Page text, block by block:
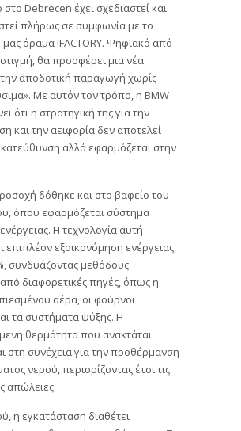
στο Debrecen έχει σχεδιαστεί και
πλήρως σε συμφωνία με το
μας όραμα iFACTORY. Ψηφιακό από
θα προσφέρει μια νέα
αποδοτική παραγωγή χωρίς
Με αυτόν τον τρόπο, η BMW
ότι η στρατηγική της για την
και την αειφορία δεν αποτελεί
αλλά εφαρμόζεται στην
δόθηκε και στο βαφείο του
όπου εφαρμόζεται σύστημα
Η τεχνολογία αυτή
επιπλέον εξοικονόμηση ενέργειας
συνδυάζοντας μεθόδους
διαφορετικές πηγές, όπως η
αέρα, οι φούρνοι
τα συστήματα ψύξης. Η
θερμότητα που ανακτάται
στη συνέχεια για την προθέρμανση
νερού, περιορίζοντας έτσι τις
απώλειες.
η εγκατάσταση διαθέτει